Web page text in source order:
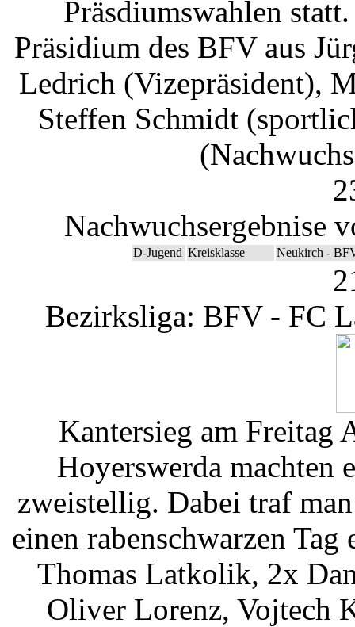
Präsdiumswahlen
Präsidium des BFV aus
Ledrich (Vizepräsident),
Steffen Schmidt
Nachwuchsergebnise
D-Jugend Kreisklasse Neukirch -
Bezirksliga: BFV - FC
Kantersieg am Freitag
Hoyerswerda machten
zweistellig. Dabei traf
einen rabenschwarzen
Thomas Latkolik, 2x
Oliver Lorenz, Vojtech